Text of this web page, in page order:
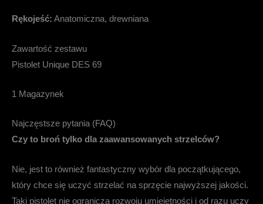
Rękojeść: Anatomiczna, drewniana
Zawartość zestawu
Pistolet Unique DES 69
1 Magazynek
Najczęstsze pytania (FAQ)
Czy to broń tylko dla zaawansowanych strzelców?
Nie, jest to również fantastyczny wybór dla początkującego,
który chce się uczyć strzelać na sprzęcie najwyższej jakości.
Taki pistolet nie ogranicza rozwoju umiejętności i od razu uczy